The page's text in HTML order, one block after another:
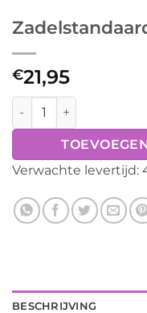
€21,95
Zadelstandaard extra
Verwachte levertijd:
BESCHRIJVING